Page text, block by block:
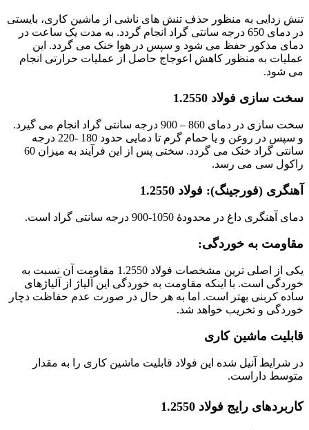
تنش زدایی به منظور حذف تنش های ناشی از ماشین کاری، بایستی
در دمای 650 درجه سانتی گراد انجام گردد. به مدت یک ساعت در
دمای مذکور حفظ می شود و سپس در هوا خنک می گردد. این
عملیات به منظور کاهش اعوجاج حاصل از عملیات حرارتی انجام
می شود.
سخت سازی فولاد 1.2550
سخت سازی در دمای 860 – 900 درجه سانتی گراد انجام می گیرد.
و سپس در روغن و یا حمام گرم تا دمایی حدود 180 -220 درجه
سانتی گراد خنک می گردد. سختی پس از این فرآیند به میزان 60
راکول سی می رسد.
آهنگری (فورجینگ): فولاد 1.2550
دمای آهنگری داغ در محدودۀ 1050-900 درجه سانتی گراد است.
مقاومت به خوردگی:
یکی از اصلی ترین مشخصات فولاد 1.2550 مقاومت آن نسبت به
خوردگی است. با اینکه مقاومت به خوردگی این آلیاژ از آلیاژهای
ساده کربنی بهتر است. اما به هر حال در صورت عدم حفاظت دچار
خوردگی و تخریب خواهد شد.
قابلیت ماشین کاری
در شرایط آنیل شده این فولاد قابلیت ماشین کاری را به مقدار
متوسط داراست.
کاربردهای رایج فولاد 1.2550